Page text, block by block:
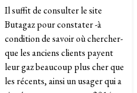
Il suffit de consulter le site
Butagaz pour constater -à
condition de savoir où chercher-
que les anciens clients payent
leur gaz beaucoup plus cher que
les récents, ainsi un usager qui a